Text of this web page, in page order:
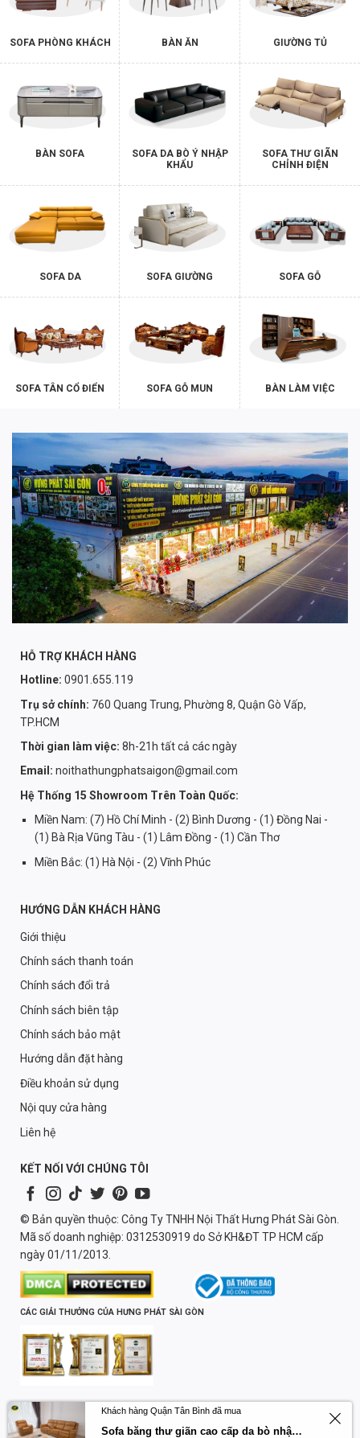
SOFA PHÒNG KHÁCH BÀN ĂN GIƯỜNG TỦ
BÀN SOFA
SOFA DA BÒ Ý NHẬP
KHẨU
SOFA THƯ GIÃN
CHỈNH ĐIỆN
SOFA DA SOFA GIƯỜNG SOFA GỖ
SOFA TÂN CỔ ĐIỂN SOFA GỖ MUN BÀN LÀM VIỆC
HỖ TRỢ KHÁCH HÀNG
Hotline: 0901.655.119
Trụ sở chính: 760 Quang Trung, Phường 8, Quận Gò Vấp,
TP.HCM
Thời gian làm việc: 8h-21h tất cả các ngày
Email: noithathungphatsaigon@gmail.com
Hệ Thống 15 Showroom Trên Toàn Quốc:
Miền Nam: (7) Hồ Chí Minh - (2) Bình Dương - (1) Đồng Nai -
(1) Bà Rịa Vũng Tàu - (1) Lâm Đồng - (1) Cần Thơ
Miền Bắc: (1) Hà Nội - (2) Vĩnh Phúc
HƯỚNG DẪN KHÁCH HÀNG
Giới thiệu
Chính sách thanh toán
Chính sách đổi trả
Chính sách biên tập
Chính sách bảo mật
Hướng dẫn đặt hàng
Điều khoản sử dụng
Nội quy cửa hàng
Liên hệ
KẾT NỐI VỚI CHÚNG TÔI
© Bản quyền thuộc: Công Ty TNHH Nội Thất Hưng Phát Sài Gòn.
Mã số doanh nghiệp: 0312530919 do Sở KH&ĐT TP HCM cấp
ngày 01/11/2013.
CÁC GIẢI THƯỞNG CỦA HƯNG PHÁT SÀI GÒN
Chịu trách nhiệm nội dung:
Lương Quốc Trường
Khách hàng Quận Tân Bình đã mua
Sofa băng thư giãn cao cấp da bò nhập khẩu Primo U70797HM